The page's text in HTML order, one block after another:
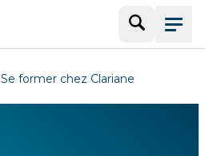
Menu
Se former chez Clariane